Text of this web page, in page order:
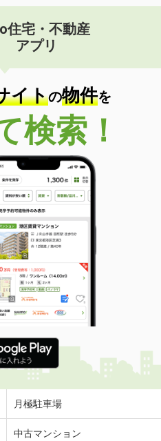
住宅・不動産
アプリ
イトの物件を
検索！
月極駐車場
中古マンション